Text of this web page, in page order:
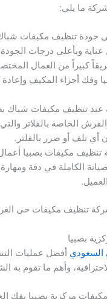
ما يلي:
جودة تنظيف مكيفات
عناية وبأعلى درجات
كبيراً من العمال
وفك أجزاء المكيف وإعادة
تنظيف مكيفات شباك
الخاصة بالفلاتر
أي تلف أو ضرر بالفلتر.
مكيفات بصبيا
الكاملة في دقة ومهارة
تنظيف مكيفات حى
بصبيا
السعودي أفضل عمليات
وأهم ما تقوم به
مركزية بصبيا بفك